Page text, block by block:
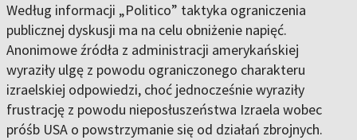
Według informacji „Politico” taktyka ograniczenia
publicznej dyskusji ma na celu obniżenie napięć.
Anonimowe źródła z administracji amerykańskiej
wyraziły ulgę z powodu ograniczonego charakteru
izraelskiej odpowiedzi, choć jednocześnie wyraziły
frustrację z powodu nieposłuszeństwa Izraela wobec
próśb USA o powstrzymanie się od działań zbrojnych.